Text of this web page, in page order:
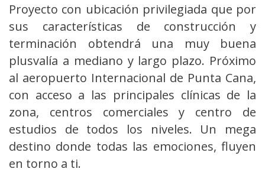
Proyecto con ubicación privilegiada que por
sus características de construcción y
terminación obtendrá una muy buena
plusvalía a mediano y largo plazo. Próximo
al aeropuerto Internacional de Punta Cana,
con acceso a las principales clínicas de la
zona, centros comerciales y centro de
estudios de todos los niveles. Un mega
destino donde todas las emociones, fluyen
en torno a ti.